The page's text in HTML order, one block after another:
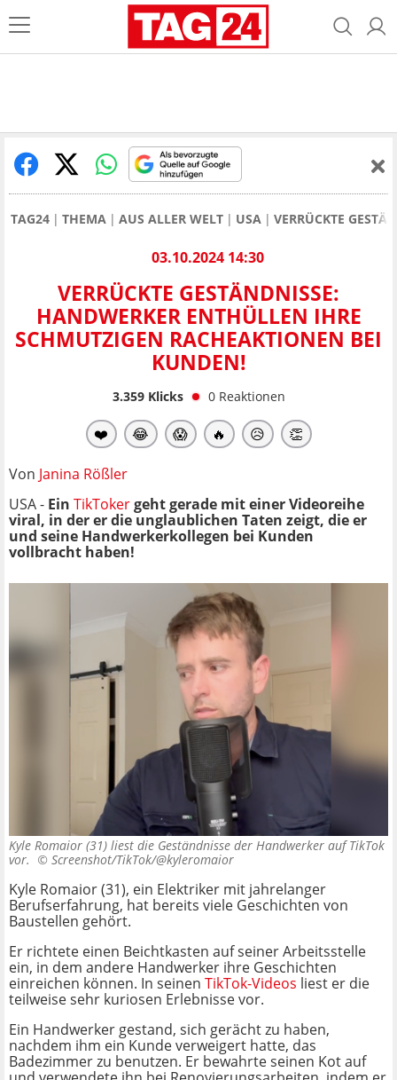
TAG24 THEMA AUS ALLER WELT USA VERRÜCKTE
03.10.2024 14:30
VERRÜCKTE GESTÄNDNISSE:
HANDWERKER ENTHÜLLEN IHRE
SCHMUTZIGEN RACHEAKTIONEN BEI
KUNDEN!
3.359Klicks 0 Reaktionen
❤️ 😂 😱 🔥 😥 👏
Von Janina Rößler
USA - Ein TikTokergeht gerade mit einer Videoreihe
viral, in der er die unglaublichen Taten zeigt, die er
und seine Handwerkerkollegen bei Kunden
vollbracht haben!
Kyle Romaior (31) liest die Geständnisse der Handwerker auf TikTok
vor. © Screenshot/TikTok/@kyleromaior
Kyle Romaior (31), ein Elektriker mit jahrelanger
Berufserfahrung, hat bereits viele Geschichten von
Baustellen gehört.
Er richtete einen Beichtkasten auf seiner Arbeitsstelle
ein, in dem andere Handwerker ihre Geschichten
einreichen können. In seinen TikTok-Videos liest er die
teilweise sehr kuriosen Erlebnisse vor.
Ein Handwerker gestand, sich gerächt zu haben,
nachdem ihm ein Kunde verweigert hatte, das
Badezimmer zu benutzen. Er bewahrte seinen Kot auf